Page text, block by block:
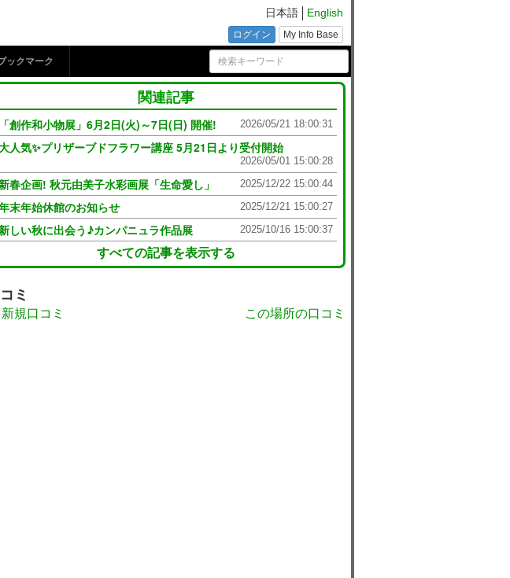
日本語 English
ログイン My Info Base
山本町 江戸回
ックマーク
関連記事
「創作和小物展」6月2日(火)～7日(日) 開催!
2026/05/21 18:00:31
人気✨プリザーブドフラワー講座 5月21日より受付開始
2026/05/01 15:00:28
春企画! 秋元由美子水彩画展「生命愛し」 2025/12/22 15:00:44
末年始休館のお知らせ 2025/12/21 15:00:27
しい秋に出会う♪カンパニュラ作品展 2025/10/16 15:00:37
すべての記事を表示する
ミ
新規口コミ この場所の口コミ